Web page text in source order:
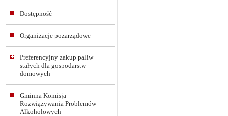
Dostępność
Organizacje pozarządowe
Preferencyjny zakup paliw
stałych dla gospodarstw
domowych
Gminna Komisja
Rozwiązywania Problemów
Alkoholowych